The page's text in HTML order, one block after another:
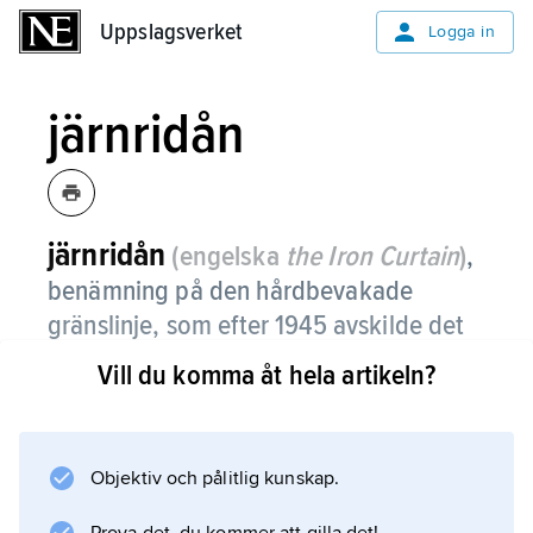
Uppslagsverket Logga in
järnridån
järnridån (engelska the Iron Curtain),
benämning på den hårdbevakade
gränslinje, som efter 1945 avskilde det
kommuniststyrda Östeuropa från väst.
och lanserades av Winston Churchill i ett
Vill du komma åt hela artikeln?
Objektiv och pålitlig kunskap.